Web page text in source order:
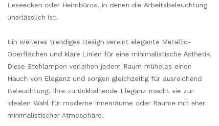
Leseecken oder Heimbüros, in denen die Arbeitsbeleuchtung
unerlässlich ist.
Ein weiteres trendiges Design vereint elegante Metallic-
Oberflächen und klare Linien für eine minimalistische Ästhetik.
Diese Stehlampen verleihen jedem Raum mühelos einen
Hauch von Eleganz und sorgen gleichzeitig für ausreichend
Beleuchtung. Ihre zurückhaltende Eleganz macht sie zur
idealen Wahl für moderne Innenräume oder Räume mit eher
minimalistischer Atmosphäre.